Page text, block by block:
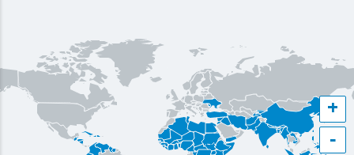
+
−